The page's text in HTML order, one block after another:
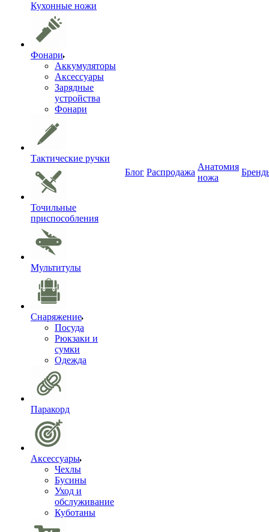
Кухонные ножи
Фонари
Аккумуляторы
Аксессуары
Зарядные
устройства
Фонари
Тактические ручки
Точильные
приспособления
Мультитулы
Снаряжение
Посуда
Рюкзаки и
сумки
Одежда
Паракорд
Аксессуары
Чехлы
Бусины
Уход и
обслуживание
Куботаны
Блог Распродажа
Анатомия
ножа